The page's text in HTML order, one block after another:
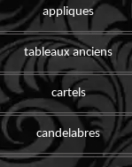
appliques
tableaux anciens
cartels
candelabres